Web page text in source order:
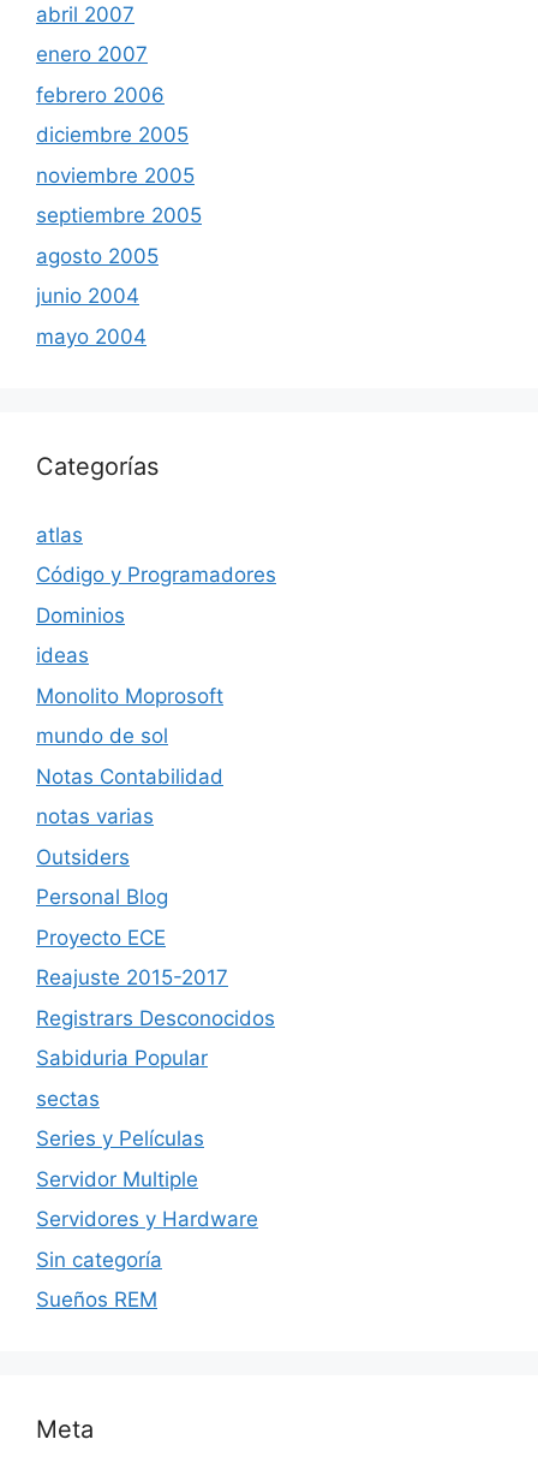
abril 2007
enero 2007
febrero 2006
diciembre 2005
noviembre 2005
septiembre 2005
agosto 2005
junio 2004
mayo 2004
Categorías
atlas
Código y Programadores
Dominios
ideas
Monolito Moprosoft
mundo de sol
Notas Contabilidad
notas varias
Outsiders
Personal Blog
Proyecto ECE
Reajuste 2015-2017
Registrars Desconocidos
Sabiduria Popular
sectas
Series y Películas
Servidor Multiple
Servidores y Hardware
Sin categoría
Sueños REM
Meta